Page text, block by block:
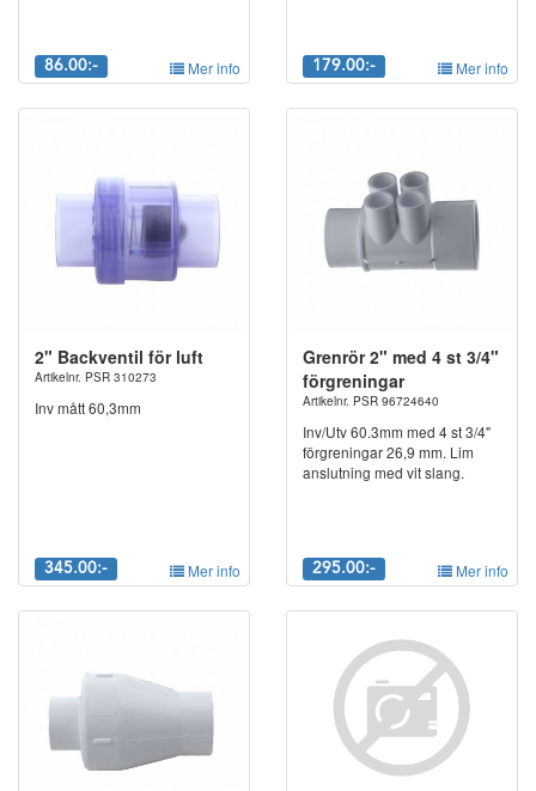
86.00:- Mer info 179.00:- Mer info
2" Backventil för luft
Artikelnr. PSR 310273
Inv mått 60,3mm
345.00:- Mer info
Grenrör 2" med 4 st 3/4"
förgreningar
Artikelnr. PSR 96724640
Inv/Utv 60.3mm med 4 st 3/4"
förgreningar 26,9 mm. Lim
anslutning med vit slang.
295.00:- Mer info